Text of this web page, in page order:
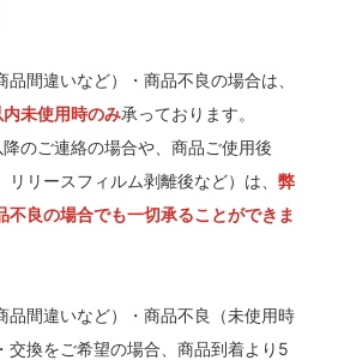
品間違いなど）・商品不良の場合は、
未使用時のみ承っております。
のご連絡の場合や、商品ご使用後
リリースフィルム剥離後など）は、 弊
不良の場合でも一切承ることができま
品間違いなど）・商品不良（未使用時
交換をご希望の場合、商品到着より5